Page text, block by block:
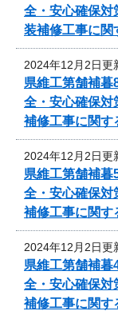
全・安心確保
装補修工事に関
2024年12月2日更
県維工第舗補
全・安心確保
補修工事に関す
2024年12月2日更
県維工第舗補
全・安心確保
補修工事に関す
2024年12月2日更
県維工第舗補
全・安心確保
補修工事に関す